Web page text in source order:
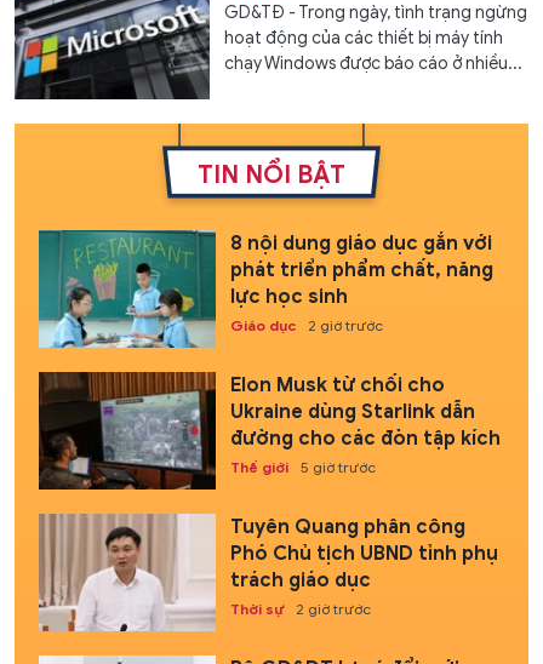
GD&TĐ - Trong ngày, tình trạng ngừng
hoạt động của các thiết bị máy tính
chạy Windows được báo cáo ở nhiều...
TIN NỔI BẬT
8 nội dung giáo dục gắn với
phát triển phẩm chất, năng
lực học sinh
Giáo dục 2 giờ trước
Elon Musk từ chối cho
Ukraine dùng Starlink dẫn
đường cho các đòn tập kích
Thế giới 5 giờ trước
Tuyên Quang phân công
Phó Chủ tịch UBND tỉnh phụ
trách giáo dục
Thời sự 2 giờ trước